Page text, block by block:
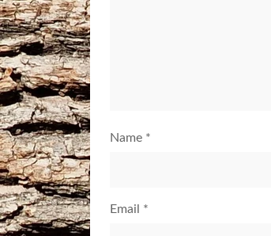
Name *
Email *